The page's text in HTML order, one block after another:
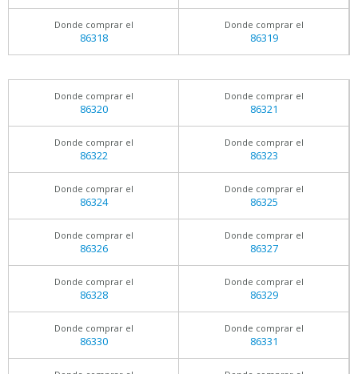
Donde comprar el
86318
Donde comprar el
86319
Donde comprar el
86320
Donde comprar el
86321
Donde comprar el
86322
Donde comprar el
86323
Donde comprar el
86324
Donde comprar el
86325
Donde comprar el
86326
Donde comprar el
86327
Donde comprar el
86328
Donde comprar el
86329
Donde comprar el
86330
Donde comprar el
86331